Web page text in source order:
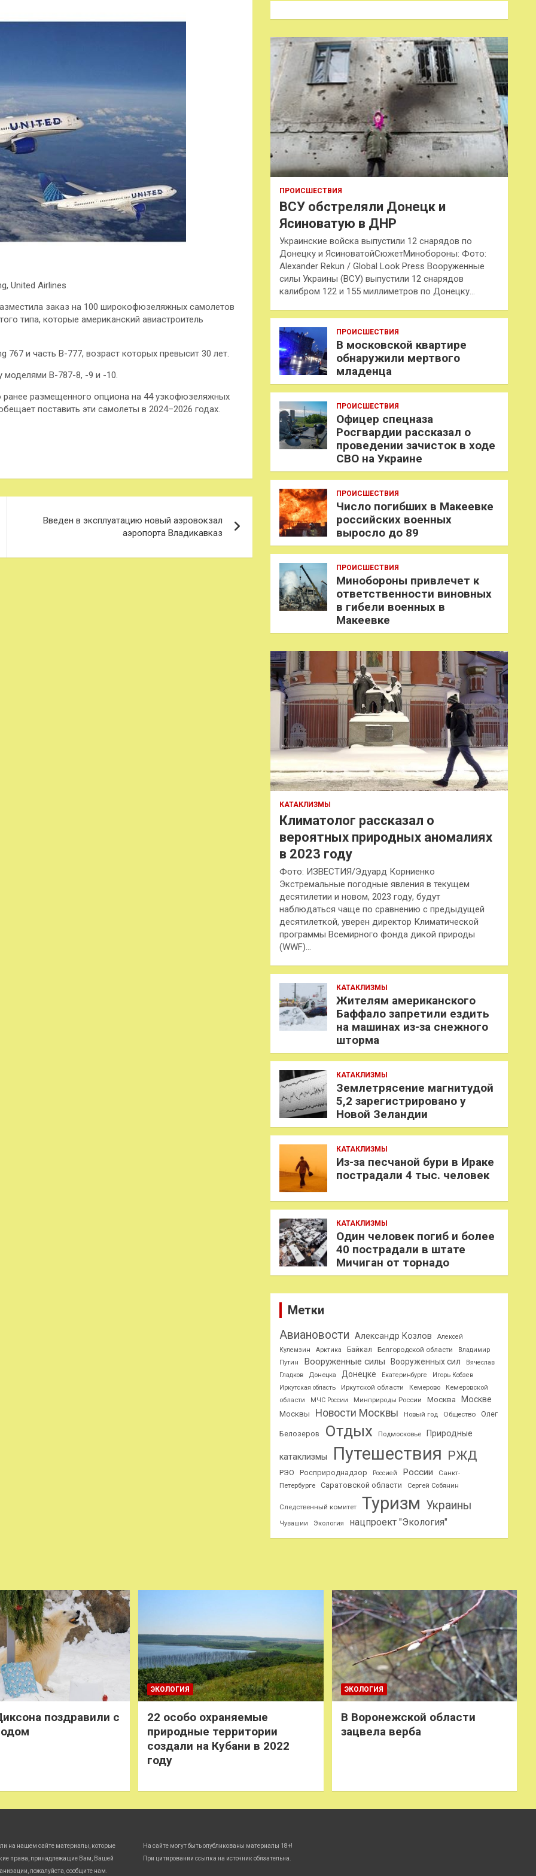
United Airlines
заказ на 100 широкофюзеляжных самолетов
типа, которые американский авиастроитель
и часть B-777, возраст которых превысит 30 лет.
моделями В-787-8, -9 и -10.
ранее размещенного опциона на 44 узкофюзеляжных
поставить эти самолеты в 2024–2026 годах.
Введен в эксплуатацию новый аэровокзал
аэропорта Владикавказ
к
ПРОИСШЕСТВИЯ
ВСУ обстреляли Донецк и
Ясиноватую в ДНР
Украинские войска выпустили 12 снарядов по
Донецку и ЯсиноватойСюжетМинобороны: Фото:
Alexander Rekun / Global Look Press Вооруженные
силы Украины (ВСУ) выпустили 12 снарядов
калибром 122 и 155 миллиметров по Донецку…
ПРОИСШЕСТВИЯ
В московской квартире
обнаружили мертвого
младенца
ПРОИСШЕСТВИЯ
Офицер спецназа
Росгвардии рассказал о
проведении зачисток в ходе
СВО на Украине
ПРОИСШЕСТВИЯ
Число погибших в Макеевке
российских военных
выросло до 89
ПРОИСШЕСТВИЯ
Минобороны привлечет к
ответственности виновных
в гибели военных в
Макеевке
КАТАКЛИЗМЫ
Климатолог рассказал о
вероятных природных аномалиях
в 2023 году
Фото: ИЗВЕСТИЯ/Эдуард Корниенко
Экстремальные погодные явления в текущем
десятилетии и новом, 2023 году, будут
наблюдаться чаще по сравнению с предыдущей
десятилеткой, уверен директор Климатической
программы Всемирного фонда дикой природы
(WWF)…
КАТАКЛИЗМЫ
Жителям американского
Баффало запретили ездить
на машинах из-за снежного
шторма
КАТАКЛИЗМЫ
Землетрясение магнитудой
5,2 зарегистрировано у
Новой Зеландии
КАТАКЛИЗМЫ
Из-за песчаной бури в Ираке
пострадали 4 тыс. человек
КАТАКЛИЗМЫ
Один человек погиб и более
40 пострадали в штате
Мичиган от торнадо
Метки
Авиановости Александр Козлов
Алексей
Кулемзин
Арктика Байкал Белгородской области
Владимир
Путин
Вооруженные силы Вооруженных сил
Вячеслав
Гладков
Донецка Донецке Екатеринбурге
Игорь Кобзев
Иркутская область
Иркутской области Кемерово
Кемеровской
области
МЧС России Минприроды России Москва Москве
Москвы Новости Москвы Новый год Общество Олег
Белозеров Отдых Подмосковье Природные
катаклизмы Путешествия РЖД
РЭО Росприроднадзор Россией России
Санкт-
Петербурге
Саратовской области Сергей Собянин
Следственный комитет Туризм Украины
Чувашии Экология нацпроект "Экология"
поздравили с
ЭКОЛОГИЯ
22 особо охраняемые
природные территории
создали на Кубани в 2022
году
ЭКОЛОГИЯ
В Воронежской области
зацвела верба
на нашем сайте материалы, которые
права, принадлежащие Вам, Вашей
пожалуйста, сообщите нам.
На сайте могут быть опубликованы материалы 18+!
При цитировании ссылка на источник обязательна.